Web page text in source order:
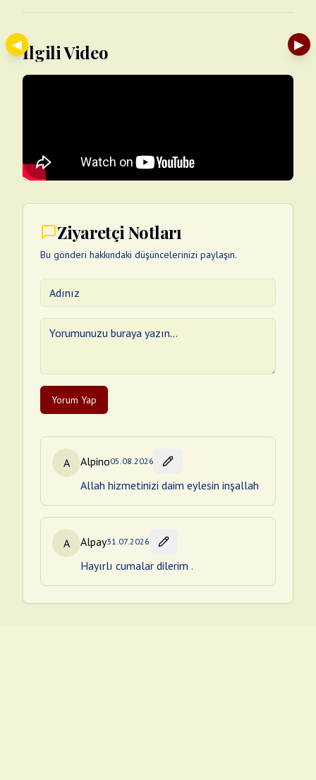
İlgili Video
Ziyaretçi Notları
Bu gönderi hakkındaki düşüncelerinizi paylaşın.
Yorum Yap
A Alpino05.08.2026
Allah hizmetinizi daim eylesin inşallah
A Alpay31.07.2026
Hayırlı cumalar dilerim .
◀ ▶